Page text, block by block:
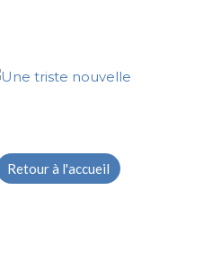
Retour à l'accueil